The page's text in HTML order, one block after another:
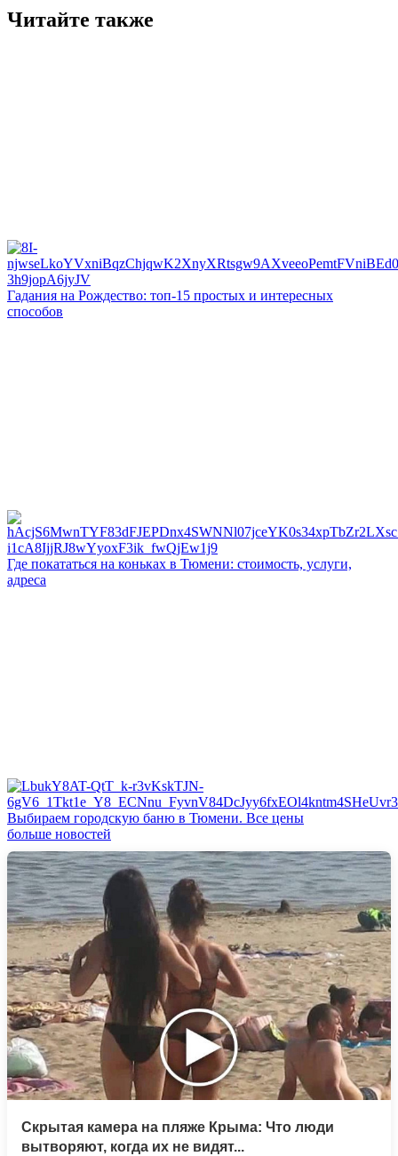
Читайте также
Гадания на Рождество: топ-15 простых и интересных
способов
Где покататься на коньках в Тюмени: стоимость, услуги,
адреса
Выбираем городскую баню в Тюмени. Все цены
больше новостей
Скрытая камера на пляже Крыма: Что люди
вытворяют, когда их не видят...